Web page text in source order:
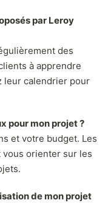
par Leroy
des
à apprendre
leur calendrier pour
pour mon projet ?
et votre budget. Les
orienter sur les
de mon projet